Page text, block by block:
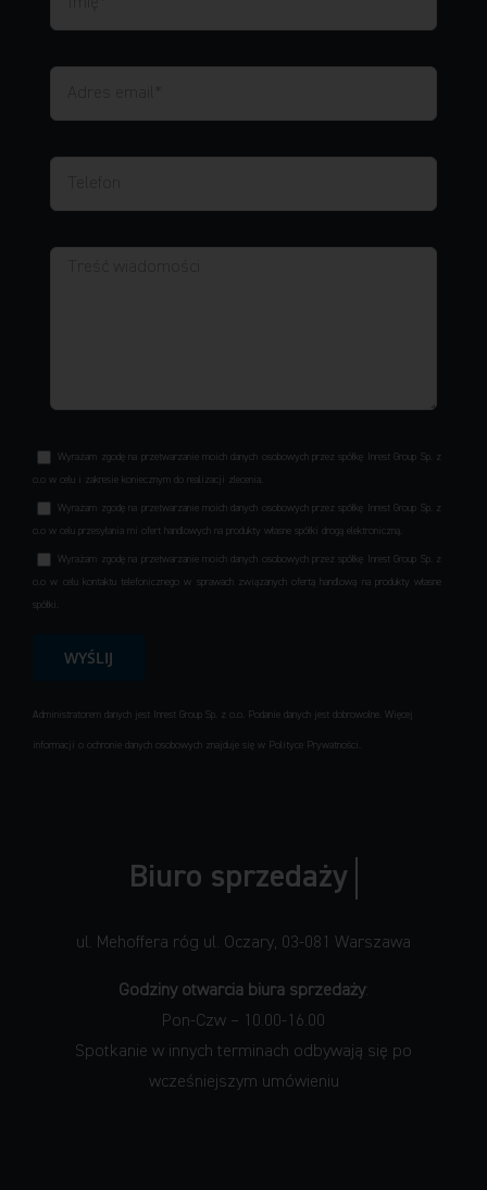
Wyrażam zgodę na przetwarzanie moich danych osobowych przez spółkę Inrest Group Sp. z
o.o w celu i zakresie koniecznym do realizacji zlecenia.
Wyrażam zgodę na przetwarzanie moich danych osobowych przez spółkę Inrest Group Sp. z
o.o w celu przesyłania mi ofert handlowych na produkty własne spółki drogą elektroniczną.
Wyrażam zgodę na przetwarzanie moich danych osobowych przez spółkę Inrest Group Sp. z
o.o w celu kontaktu telefonicznego w sprawach związanych ofertą handlową na produkty własne
spółki.
Administratorem danych jest Inrest Group Sp. z o.o. Podanie danych jest dobrowolne. Więcej
informacji o ochronie danych osobowych znajduje się w Polityce Prywatności.
ul. Mehoffera róg ul. Oczary, 03-081 Warszawa
Godziny otwarcia biura sprzedaży:
Pon-Czw – 10.00-16.00
Spotkanie w innych terminach odbywają się po
wcześniejszym umówieniu